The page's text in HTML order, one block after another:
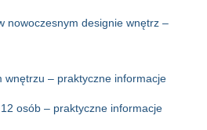
nowoczesnym designie wnętrz –
wnętrzu – praktyczne informacje
osób – praktyczne informacje